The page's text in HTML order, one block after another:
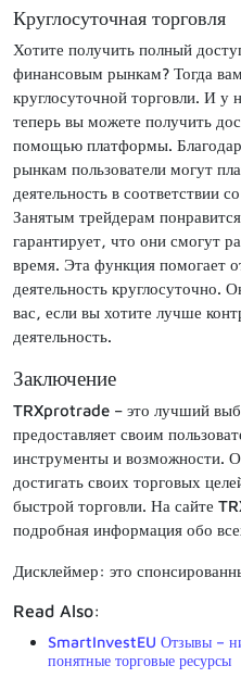
Круглосуточная торговля
Хотите получить полный
финансовым рынкам? Тогда
круглосуточной торговли. И у
теперь вы можете получить
помощью платформы.
рынкам пользователи могут
деятельность в соответствии
Занятым трейдерам
гарантирует, что они смогут
время. Эта функция помогает
деятельность круглосуточно.
вас, если вы хотите лучше
деятельность.
Заключение
TRXprotrade – это лучший
предоставляет своим
инструменты и возможности.
достигать своих торговых
быстрой торговли. На сайте
подробная информация обо
Дисклеймер: это
Read Also:
SmartInvestEU Отзывы –
понятные торговые ресурсы